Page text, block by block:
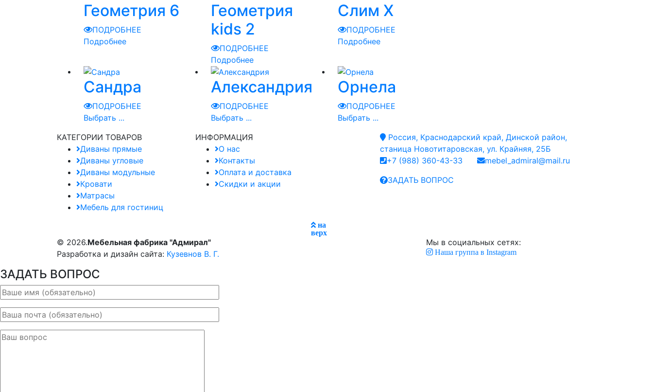
Геометрия 6
ПОДРОБНЕЕ
Подробнее
Геометрия
kids 2
ПОДРОБНЕЕ
Подробнее
Слим Х
ПОДРОБНЕЕ
Подробнее
Сандра
ПОДРОБНЕЕ
Выбрать ...
Александрия
ПОДРОБНЕЕ
Выбрать ...
Орнела
ПОДРОБНЕЕ
Выбрать ...
КАТЕГОРИИ ТОВАРОВ
Диваны прямые
Диваны угловые
Диваны модульные
Кровати
Матрасы
Мебель для гостиниц
ИНФОРМАЦИЯ
О нас
Контакты
Оплата и доставка
Скидки и акции
Россия, Краснодарский край, Динской район,
станица Новотитаровская, ул. Крайняя, 25Б
+7 (988) 360-43-33
mebel_admiral@mail.ru
ЗАДАТЬ ВОПРОС
на
верх
© 2026.Мебельная фабрика "Адмирал"
Разработка и дизайн сайта: Кузевнов В. Г.
Мы в социальных сетях:
Наша группа в Instagram
ЗАДАТЬ ВОПРОС